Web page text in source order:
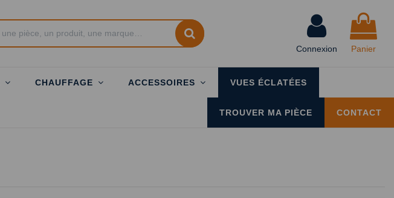
Connexion Panier
CHAUFFAGE ACCESSOIRES VUES ÉCLATÉES
CONTACT
TROUVER MA PIÈCE